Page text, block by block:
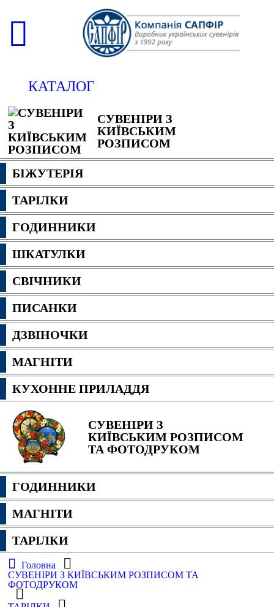
КАТАЛОГ
СУВЕНІРИ З
КИЇВСЬКИМ
РОЗПИСОМ
БІЖУТЕРІЯ
ТАРІЛКИ
ГОДИННИКИ
ШКАТУЛКИ
СВІЧНИКИ
ПИСАНКИ
ДЗВІНОЧКИ
МАГНІТИ
КУХОННЕ ПРИЛАДДЯ
СУВЕНІРИ З
КИЇВСЬКИМ РОЗПИСОМ
ТА ФОТОДРУКОМ
ГОДИННИКИ
МАГНІТИ
ТАРІЛКИ
Головна
СУВЕНІРИ З КИЇВСЬКИМ РОЗПИСОМ ТА
ФОТОДРУКОМ